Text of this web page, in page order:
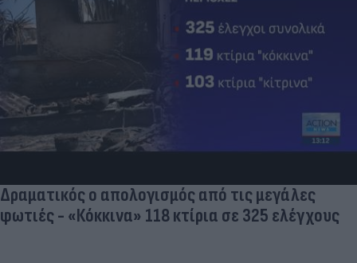
Δραματικός ο απολογισμός από τις μεγάλες
φωτιές - «Κόκκινα» 118 κτίρια σε 325 ελέγχους